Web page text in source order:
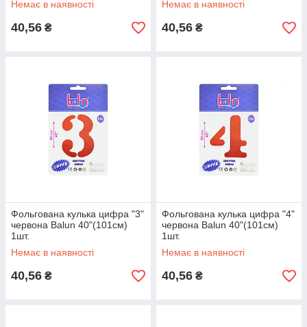
Немає в наявності
40,56 ₴
Немає в наявності
40,56 ₴
Фольгована кулька цифра "3"
червона Balun 40"(101см)
1шт.
Немає в наявності
40,56 ₴
Фольгована кулька цифра "4"
червона Balun 40"(101см)
1шт.
Немає в наявності
40,56 ₴